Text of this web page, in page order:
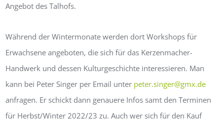
Angebot des Talhofs.
Während der Wintermonate werden dort Workshops für
Erwachsene angeboten, die sich für das Kerzenmacher-
Handwerk und dessen Kulturgeschichte interessieren. Man
kann bei Peter Singer per Email unter peter.singer@gmx.de
anfragen. Er schickt dann genauere Infos samt den Terminen
für Herbst/Winter 2022/23 zu. Auch wer sich für den Kauf